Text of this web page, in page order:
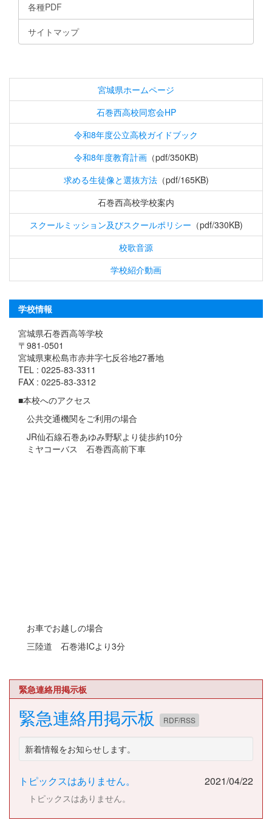
各種PDF
サイトマップ
宮城県ホームページ
石巻西高校同窓会HP
令和8年度公立高校ガイドブック
令和8年度教育計画（pdf/350KB)
求める生徒像と選抜方法（pdf/165KB)
石巻西高校学校案内
スクールミッション及びスクールポリシー （pdf/330KB)
校歌音源
学校紹介動画
学校情報
宮城県石巻西高等学校
〒981-0501
宮城県東松島市赤井字七反谷地27番地
TEL : 0225-83-3311
FAX : 0225-83-3312
■本校へのアクセス
公共交通機関をご利用の場合
JR仙石線石巻あゆみ野駅より徒歩約10分
ミヤコーバス 石巻西高前下車
お車でお越しの場合
三陸道 石巻港ICより3分
緊急連絡用掲示板
緊急連絡用掲示板 RDF/RSS
新着情報をお知らせします。
トピックスはありません。 2021/04/22
トピックスはありません。